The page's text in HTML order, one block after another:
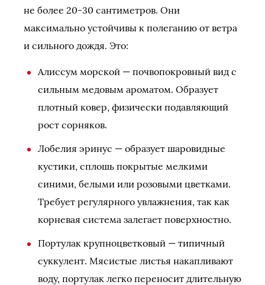
не более 20-30 сантиметров. Они
максимально устойчивы к полеганию от ветра
и сильного дождя. Это:
Алиссум морской — почвопокровный вид с
сильным медовым ароматом. Образует
плотный ковер, физически подавляющий
рост сорняков.
Лобелия эринус — образует шаровидные
кустики, сплошь покрытые мелкими
синими, белыми или розовыми цветками.
Требует регулярного увлажнения, так как
корневая система залегает поверхностно.
Портулак крупноцветковый — типичный
суккулент. Мясистые листья накапливают
воду, портулак легко переносит длительную